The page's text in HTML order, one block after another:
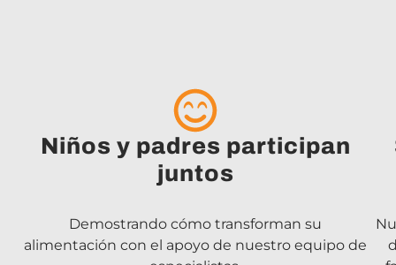
Niños y padres participan
juntos
Demostrando cómo transforman su
alimentación con el apoyo de nuestro equipo de